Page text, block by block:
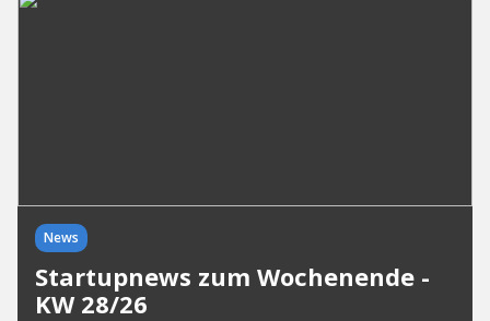
News
Startupnews zum Wochenende -
KW 28/26